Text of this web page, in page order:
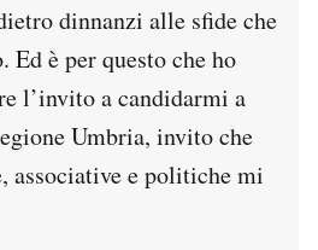
dinnanzi alle sfide che
Ed è per questo che ho
l’invito a candidarmi a
Umbria, invito che
associative e politiche mi